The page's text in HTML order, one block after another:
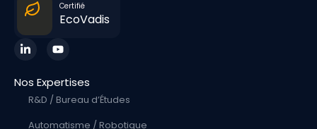
Certifié
EcoVadis
Nos Expertises
R&D / Bureau d’Études
Automatisme / Robotique